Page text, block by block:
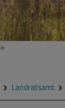
Landratsamt